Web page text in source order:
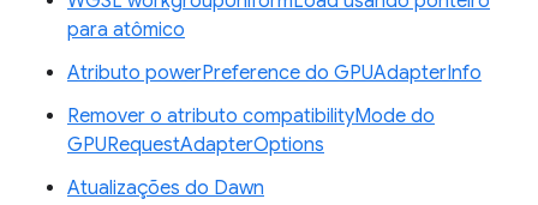
para atômico
Atributo powerPreference do GPUAdapterInfo
Remover o atributo compatibilityMode do
GPURequestAdapterOptions
Atualizações do Dawn